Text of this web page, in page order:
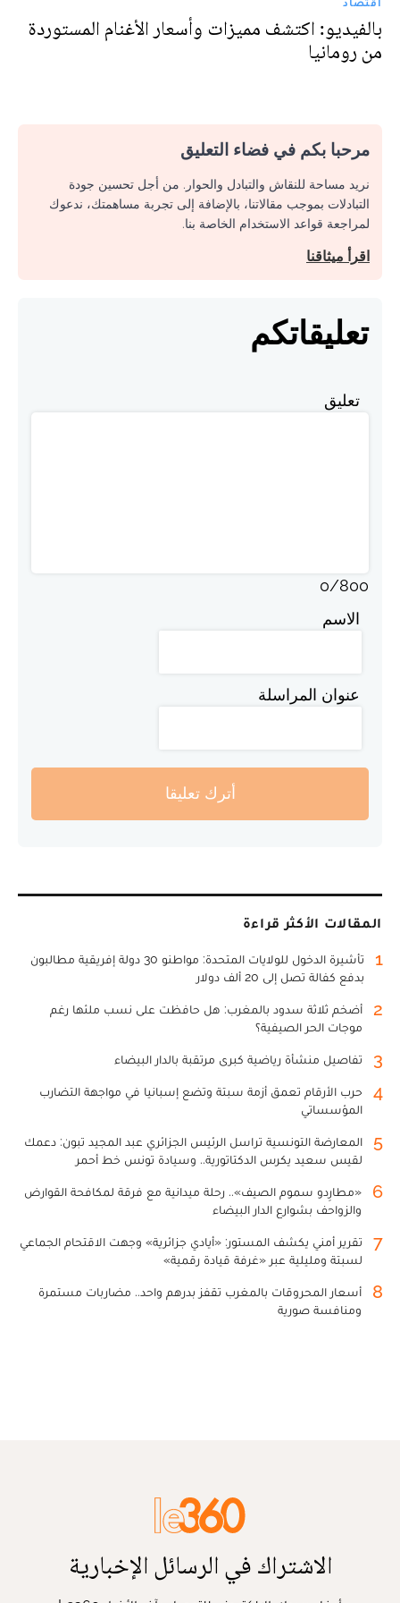
بالفيديو: اكتشف مميزات وأسعار الأغنام المستوردة
من رومانيا
مرحبا بكم في فضاء التعليق
نريد مساحة للنقاش والتبادل والحوار. من أجل تحسين جودة
التبادلات بموجب مقالاتنا، بالإضافة إلى تجربة مساهمتك، ندعوك
لمراجعة قواعد الاستخدام الخاصة بنا.
اقرأ ميثاقنا
تعليقاتكم
تعليق
0/800
الاسم
عنوان المراسلة
أترك تعليقا
المقالات الأكثر قراءة
1
تأشيرة الدخول للولايات المتحدة: مواطنو 30 دولة إفريقية مطالبون
بدفع كفالة تصل إلى 20 ألف دولار
2
أضخم ثلاثة سدود بالمغرب: هل حافظت على نسب ملئها رغم
موجات الحر الصيفية؟
3 تفاصيل منشأة رياضية كبرى مرتقبة بالدار البيضاء
4
حرب الأرقام تعمق أزمة سبتة وتضع إسبانيا في مواجهة التضارب
المؤسساتي
5
المعارضة التونسية تراسل الرئيس الجزائري عبد المجيد تبون: دعمك
لقيس سعيد يكرس الدكتاتورية.. وسيادة تونس خط أحمر
6
«مطارِدو سموم الصيف».. رحلة ميدانية مع فرقة لمكافحة القوارض
والزواحف بشوارع الدار البيضاء
7
تقرير أمني يكشف المستور: «أيادي جزائرية» وجهت الاقتحام الجماعي
لسبتة ومليلية عبر «غرفة قيادة رقمية»
8
أسعار المحروقات بالمغرب تقفز بدرهم واحد.. مضاربات مستمرة
ومنافسة صورية
الاشتراك في الرسائل الإخبارية